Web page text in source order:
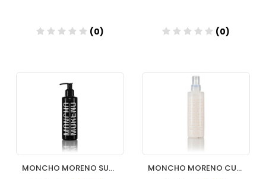
(0) (0)
Añadir
MONCHO MORENO SURFING CURLS & WAVES 200ML MONCHO MORENO CURL ME NOW 200ML